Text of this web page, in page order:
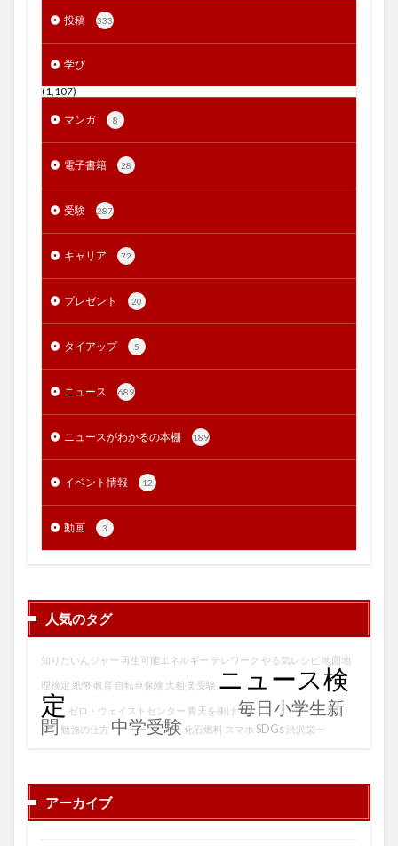
投稿 333
学び
(1,107)
マンガ 8
電子書籍 28
受験 287
キャリア 72
プレゼント 20
タイアップ 5
ニュース 689
ニュースがわかるの本棚 189
イベント情報 12
動画 3
人気のタグ
知りたいんジャー 再生可能エネルギー テレワーク やる気レシピ 地図地
理検定 紙幣 教育 自転車保険 大相撲 受験 ニュース検
定 ゼロ・ウェイストセンター 青天を衝け 毎日小学生新
聞 勉強の仕方 中学受験 化石燃料 スマホ SDGs 渋沢栄一
アーカイブ